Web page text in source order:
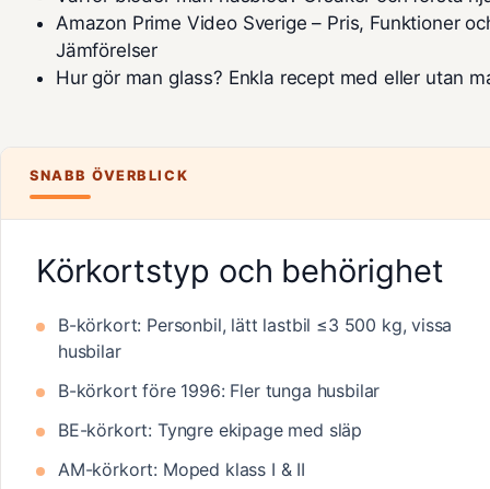
Amazon Prime Video Sverige – Pris, Funktioner
Jämförelser
Hur gör man glass? Enkla recept med eller utan
SNABB ÖVERBLICK
Körkortstyp och behörighet
B-körkort: Personbil, lätt lastbil ≤3 500 kg, vissa
husbilar
B-körkort före 1996: Fler tunga husbilar
BE-körkort: Tyngre ekipage med släp
AM-körkort: Moped klass I & II